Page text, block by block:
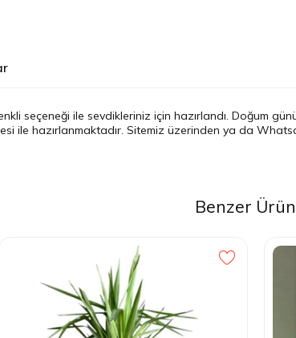
seçeneği ile sevdikleriniz için hazırlandı. Doğum
ile hazırlanmaktadır. Sitemiz üzerinden ya da
Benzer